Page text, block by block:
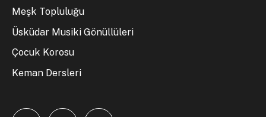
Meşk Topluluğu
Üsküdar Musiki Gönüllüleri
Çocuk Korosu
Keman Dersleri